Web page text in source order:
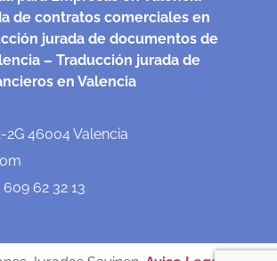
de contratos comerciales en
jurada de documentos de
– Traducción jurada de
en Valencia
2G 46004 Valencia
62 32 13